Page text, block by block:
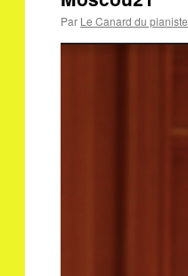
Par Le Canard du pianiste